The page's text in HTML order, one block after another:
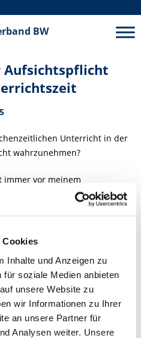
Cookies
Inhalte und Anzeigen zu
soziale Medien anbieten
unsere Website zu
wir Informationen zu Ihrer
an unsere Partner für
Analysen weiter. Unsere
BW
Aufsichtspflicht
Unterricht in der
wahrzunehmen?
immer vor meinem
bis 13:45 Uhr, anschließend
Änderung des
die Aufsicht neu zu
Jahres die Zeit ab und nehme
Bereich.Loggen Sie sich